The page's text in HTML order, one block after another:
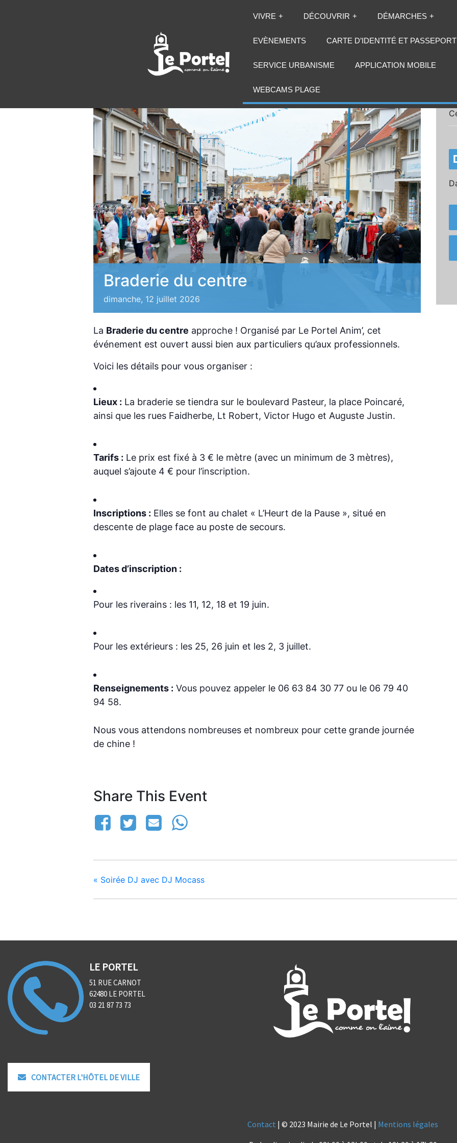
VIVRE DÉCOUVRIR DÉMARCHES
EVÈNEMENTS CARTE D’IDENTITÉ ET PASSEPORT
SERVICE URBANISME APPLICATION MOBILE
WEBCAMS PLAGE
Braderie du centre
dimanche, 12 juillet 2026
La Braderie du centre approche ! Organisé par Le Portel Anim’, cet
événement est ouvert aussi bien aux particuliers qu’aux professionnels.
Voici les détails pour vous organiser :
Lieux : La braderie se tiendra sur le boulevard Pasteur, la place Poincaré,
ainsi que les rues Faidherbe, Lt Robert, Victor Hugo et Auguste Justin.
Tarifs : Le prix est fixé à 3 € le mètre (avec un minimum de 3 mètres),
auquel s’ajoute 4 € pour l’inscription.
Inscriptions : Elles se font au chalet « L’Heurt de la Pause », situé en
descente de plage face au poste de secours.
Dates d’inscription :
Pour les riverains : les 11, 12, 18 et 19 juin.
Pour les extérieurs : les 25, 26 juin et les 2, 3 juillet.
Renseignements : Vous pouvez appeler le 06 63 84 30 77 ou le 06 79 40
94 58.
Nous vous attendons nombreuses et nombreux pour cette grande journée
de chine !
Share This Event
« Soirée DJ avec DJ Mocass
LE PORTEL
51 RUE CARNOT
62480 LE PORTEL
03 21 87 73 73
CONTACTER L'HÔTEL DE VILLE
Contact | © 2023 Mairie de Le Portel | Mentions légales